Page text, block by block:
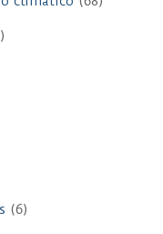
(6)